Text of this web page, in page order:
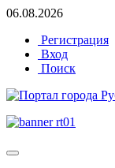
06.08.2026
Регистрация
Вход
Поиск